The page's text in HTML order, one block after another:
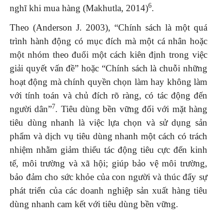
nghĩ khi mua hàng (Makhutla, 2014)6.
Theo (Anderson J. 2003), “Chính sách là một quá
trình hành động có mục đích mà một cá nhân hoặc
một nhóm theo đuổi một cách kiên định trong việc
giải quyết vấn đề” hoặc “Chính sách là chuỗi những
hoạt động mà chính quyền chọn làm hay không làm
với tính toán và chủ đích rõ ràng, có tác động đến
người dân”7. Tiêu dùng bền vững đối với mặt hàng
tiêu dùng nhanh là việc lựa chọn và sử dụng sản
phẩm và dịch vụ tiêu dùng nhanh một cách có trách
nhiệm nhằm giảm thiểu tác động tiêu cực đến kinh
tế, môi trường và xã hội; giúp bảo vệ môi trường,
bảo đảm cho sức khỏe của con người và thúc đẩy sự
phát triển của các doanh nghiệp sản xuất hàng tiêu
dùng nhanh cam kết với tiêu dùng bền vững.